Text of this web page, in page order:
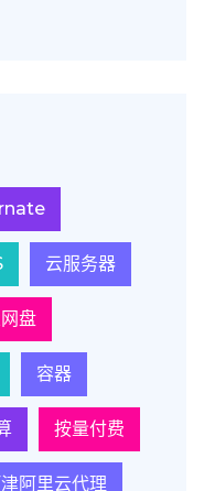
云服务器
盘
容器
按量付费
阿里云代理